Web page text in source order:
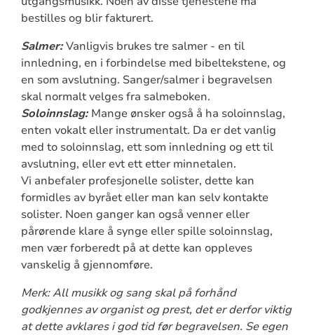
bestilles og blir fakturert.
Salmer:Vanligvis brukes tre salmer - en til
innledning, en i forbindelse med bibeltekstene, og
en som avslutning. Sanger/salmer i begravelsen
skal normalt velges fra salmeboken.
Soloinnslag:Mange ønsker også å ha soloinnslag,
enten vokalt eller instrumentalt. Da er det vanlig
med to soloinnslag, ett som innledning og ett til
avslutning, eller evt ett etter minnetalen.
Vi anbefaler profesjonelle solister, dette kan
formidles av byrået eller man kan selv kontakte
solister. Noen ganger kan også venner eller
pårørende klare å synge eller spille soloinnslag,
men vær forberedt på at dette kan oppleves
vanskelig å gjennomføre.
Merk: All musikk og sang skal på forhånd
godkjennes av organist og prest, det er derfor viktig
at dette avklares i god tid før begravelsen. Se egen